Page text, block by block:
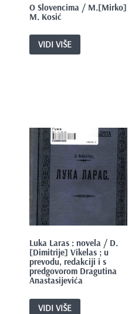
O Slovencima / M.[Mirko]
M. Kosić
VIDI VIŠE
Luka Laras : novela / D.
[Dimitrije] Vikelas ; u
prevodu, redakciji i s
predgovorom Dragutina
Anastasijevića
VIDI VIŠE